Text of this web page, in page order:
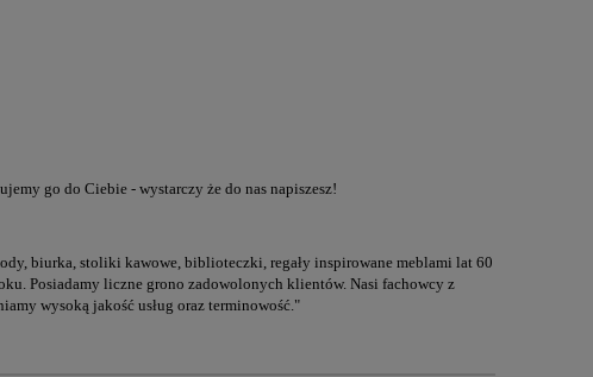
go do Ciebie - wystarczy że do nas napiszesz!
biurka, stoliki kawowe, biblioteczki, regały inspirowane meblami lat 60
Posiadamy liczne grono zadowolonych klientów. Nasi fachowcy z
wysoką jakość usług oraz terminowość."